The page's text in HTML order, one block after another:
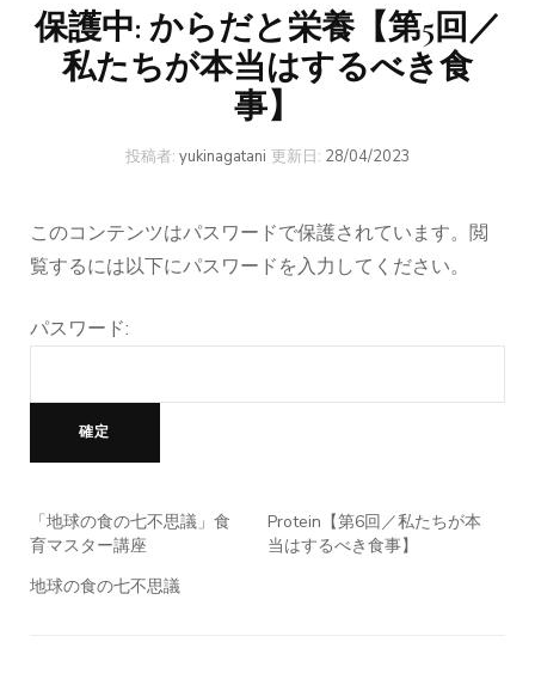
保護中: からだと栄養【第5回／
私たちが本当はするべき食
事】
投稿者: yukinagatani 更新日: 28/04/2023
このコンテンツはパスワードで保護されています。閲
覧するには以下にパスワードを入力してください。
パスワード:
「地球の食の七不思議」食
育マスター講座
Protein【第6回／私たちが本
当はするべき食事】
地球の食の七不思議